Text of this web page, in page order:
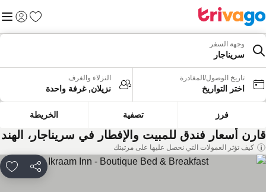
المفضلة
تسجيل
وجهة السفر
سريناجار
تاريخ الوصول/المغادرة
اختر التواريخ
النزلاء والغرف
نزيلان, غرفة واحدة
فرز تصفية الخريطة
أسعار فندق للمبيت والإفطار في سريناجار، الهند
كيف تؤثر العمولات التي نحصل عليها على مرتبتك
مشاركة